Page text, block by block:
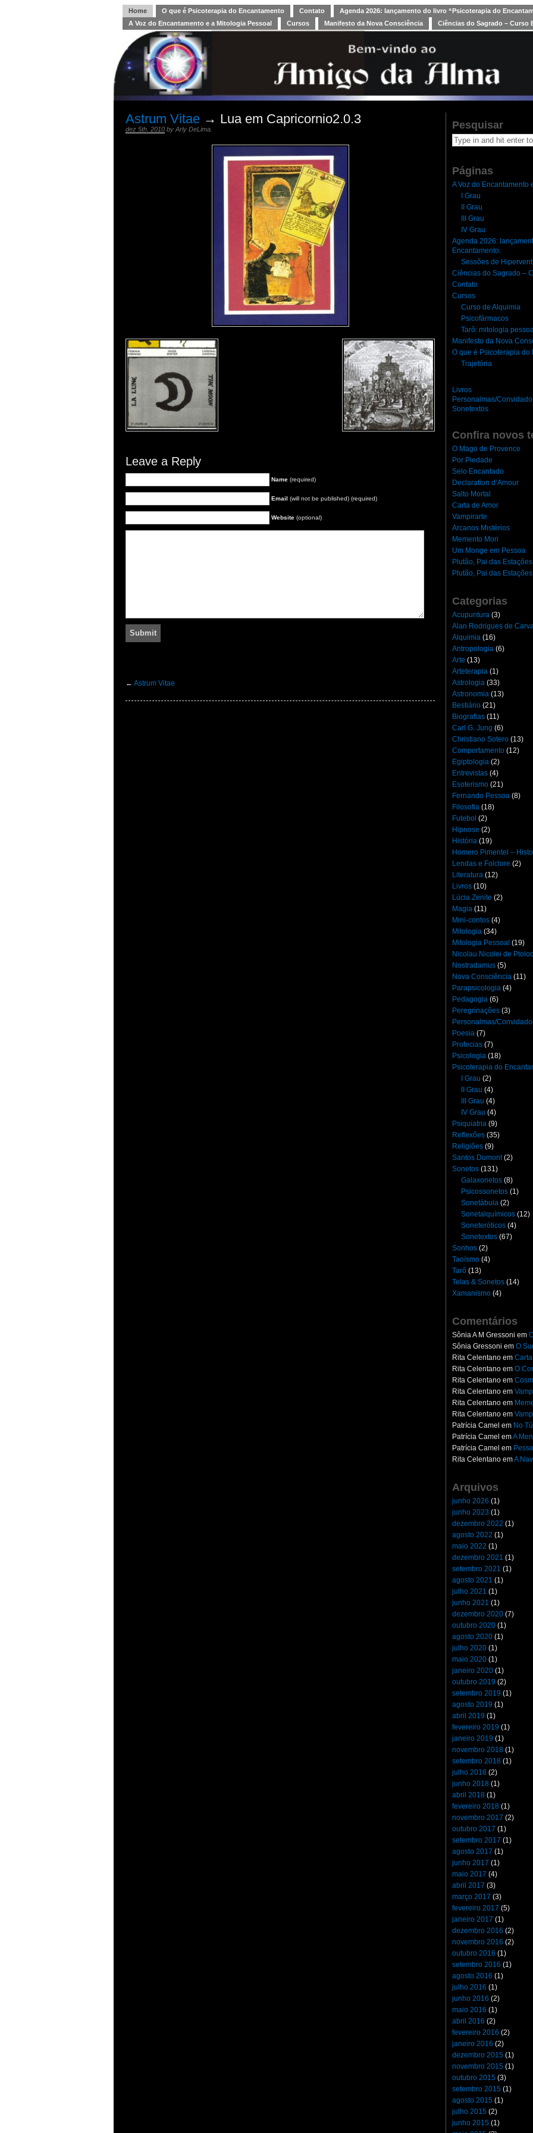
Home O que é Psicoterapia do Encantamento Contato
Agenda 2026: lançamento do livro “Psicoterapia do
A Voz do Encantamento e a Mitologia Pessoal
Cursos Manifesto da Nova Consciência Ciências do Sagrado – Curso
Astrum Vitae → Lua em Capricornio2.0.3
dez 5th, 2010 by Arly DeLima
Leave a Reply
Name (required)
Email (will not be published) (required)
Website (optional)
← Astrum Vitae
Pesquisar
Páginas
A Voz do Encantamento
I Grau
II Grau
III Grau
IV Grau
Agenda 2026:
Encantamento.
Sessões de
Ciências do Sagrado –
Contato
Cursos
Curso de Alquimia
Psicofármacos
Tarô: mitologia
Manifesto da Nova
O que é Psicoterapia do
Trajetória
Livros
Personalmas/
Sonetextos
Confira novos
O Mago de Provence
Por Piedade
Selo Encantado
Declaration d’Amour
Salto Mortal
Carta de Amor
Vampirarte
Arcanos Mistérios
Memento Mori
Um Monge em Pessoa
Plutão, Pai das
Plutão, Pai das
Categorias
Acupuntura (3)
Alan Rodrigues de
Alquimia (16)
Antropologia (6)
Arte (13)
Arteterapia (1)
Astrologia (33)
Astronomia (13)
Bestiário (21)
Biografias (11)
Carl G. Jung (6)
Christiano Sotero (13)
Comportamento (12)
Egiptologia (2)
Entrevistas (4)
Esoterismo (21)
Fernando Pessoa (8)
Filosofia (18)
Futebol (2)
Hipnose (2)
História (19)
Homero Pimentel –
Lendas e Folclore (2)
Literatura (12)
Livros (10)
Lúcia Zenite (2)
Magia (11)
Mini-contos (4)
Mitologia (34)
Mitologia Pessoal (19)
Nicolau Nicolei de
Nostradamus (5)
Nova Consciência (11)
Parapsicologia (4)
Pedagogia (6)
Peregrinações (3)
Personalmas/
Poesia (7)
Profecias (7)
Psicologia (18)
Psicoterapia do
I Grau (2)
II Grau (4)
III Grau (4)
IV Grau (4)
Psiquiatria (9)
Reflexões (35)
Religiões (9)
Santos Dumont (2)
Sonetos (131)
Galaxonetos (8)
Psicossonetos (1)
Sonetábula (2)
Sonetalquímicos (12)
Soneteróticos (4)
Sonetextos (67)
Sonhos (2)
Taoísmo (4)
Tarô (13)
Telas & Sonetos (14)
Xamanismo (4)
Comentários
Sônia A M Gressoni em
Sônia Gressoni em O
Rita Celentano em
Rita Celentano em O
Rita Celentano em
Rita Celentano em
Rita Celentano em
Rita Celentano em
Patrícia Camel em No
Patrícia Camel emA
Patrícia Camel em
Rita Celentano emA
Arquivos
junho 2026 (1)
junho 2023 (1)
dezembro 2022 (1)
agosto 2022 (1)
maio 2022 (1)
dezembro 2021 (1)
setembro 2021 (1)
agosto 2021 (1)
julho 2021 (1)
junho 2021 (1)
dezembro 2020 (7)
outubro 2020 (1)
agosto 2020 (1)
julho 2020 (1)
maio 2020 (1)
janeiro 2020 (1)
outubro 2019 (2)
setembro 2019 (1)
agosto 2019 (1)
abril 2019 (1)
fevereiro 2019 (1)
janeiro 2019 (1)
novembro 2018 (1)
setembro 2018 (1)
julho 2018 (2)
junho 2018 (1)
abril 2018 (1)
fevereiro 2018 (1)
novembro 2017 (2)
outubro 2017 (1)
setembro 2017 (1)
agosto 2017 (1)
junho 2017 (1)
maio 2017 (4)
abril 2017 (3)
março 2017 (3)
fevereiro 2017 (5)
janeiro 2017 (1)
dezembro 2016 (2)
novembro 2016 (2)
outubro 2016 (1)
setembro 2016 (1)
agosto 2016 (1)
julho 2016 (1)
junho 2016 (2)
maio 2016 (1)
abril 2016 (2)
fevereiro 2016 (2)
janeiro 2016 (2)
dezembro 2015 (1)
novembro 2015 (1)
outubro 2015 (3)
setembro 2015 (1)
agosto 2015 (1)
julho 2015 (2)
junho 2015 (1)